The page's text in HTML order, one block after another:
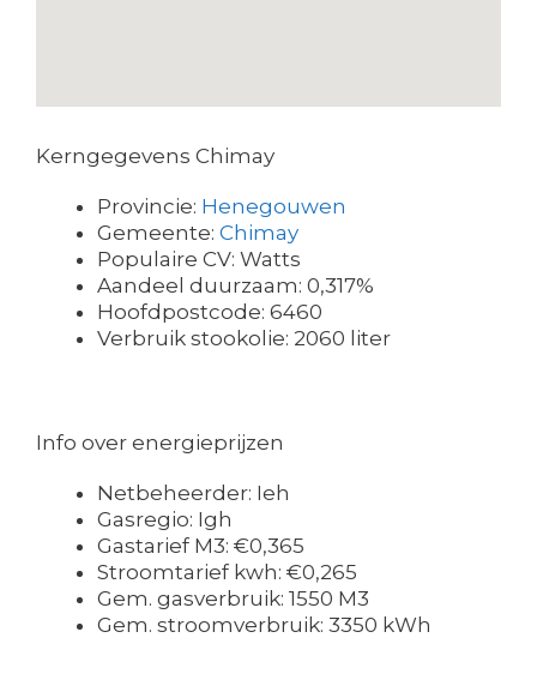
Kerngegevens Chimay
Provincie: Henegouwen
Gemeente: Chimay
Populaire CV: Watts
Aandeel duurzaam: 0,317%
Hoofdpostcode: 6460
Verbruik stookolie: 2060 liter
Info over energieprijzen
Netbeheerder: Ieh
Gasregio: Igh
Gastarief M3: €0,365
Stroomtarief kwh: €0,265
Gem. gasverbruik: 1550 M3
Gem. stroomverbruik: 3350 kWh